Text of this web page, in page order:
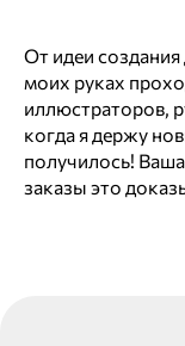
От идеи
моих руках
иллюстраторов,
когда я держу
получилось!
заказы это